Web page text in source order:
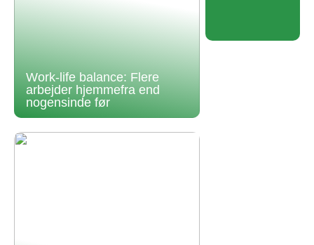
Work-life balance: Flere
arbejder hjemmefra end
nogensinde før